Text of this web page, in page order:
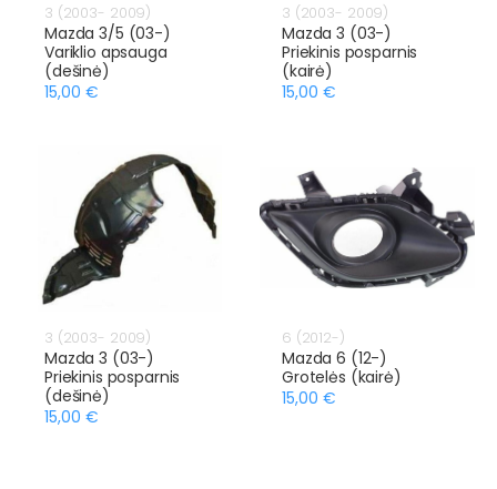
3 (2003- 2009)
Mazda 3/5 (03-)
Variklio apsauga
(dešinė)
15,00 €
3 (2003- 2009)
Mazda 3 (03-)
Priekinis posparnis
(kairė)
15,00 €
3 (2003- 2009)
Mazda 3 (03-)
Priekinis posparnis
(dešinė)
15,00 €
6 (2012-)
Mazda 6 (12-)
Grotelės (kairė)
15,00 €